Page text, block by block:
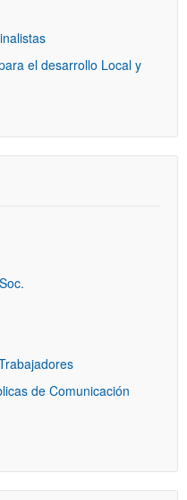
el desarrollo Local y
de Comunicación